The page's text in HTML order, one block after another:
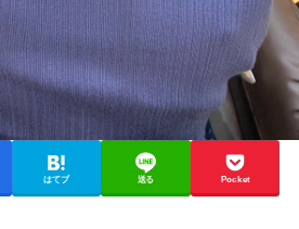
はてブ 送る Pocket